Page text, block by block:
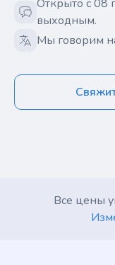
Открыто с 08
выходным.
Мы говорим
Все цены